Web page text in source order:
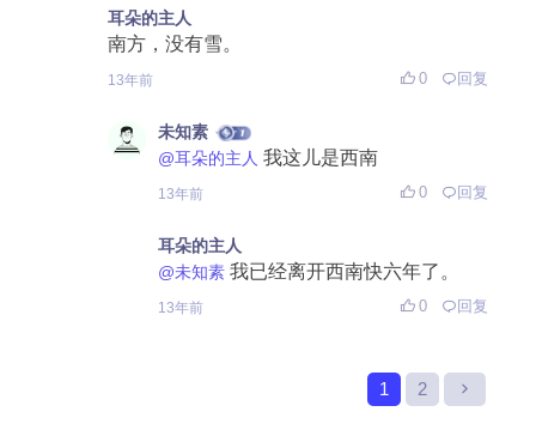
耳朵的主人
南方，没有雪。
13年前 0 回复
未知素
@耳朵的主人 我这儿是西南
13年前 0 回复
耳朵的主人
@未知素 我已经离开西南快六年了。
13年前 0 回复
1 2